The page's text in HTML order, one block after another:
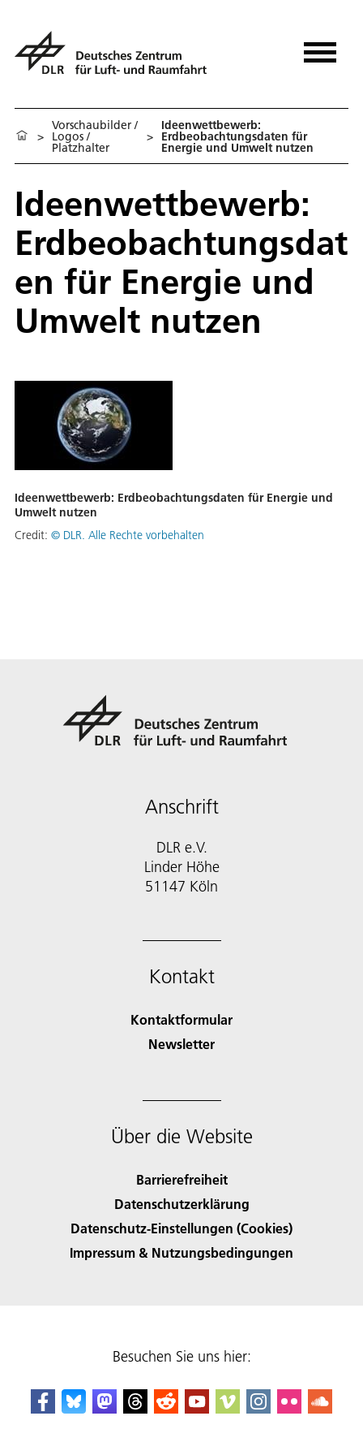
>
Vorschaubilder /
Logos /
Platzhalter
>
Ideenwettbewerb:
Erdbeobachtungsdaten für
Energie und Umwelt nutzen
Ideenwettbewerb:
Erdbeobachtungsdat
en für Energie und
Umwelt nutzen
Ideenwettbewerb: Erdbeobachtungsdaten für Energie und
Umwelt nutzen
Credit: © DLR. Alle Rechte vorbehalten
Anschrift
DLR e.V.
Linder Höhe
51147 Köln
Kontakt
Kontaktformular
Newsletter
Über die Website
Barrierefreiheit
Datenschutzerklärung
Datenschutz-Einstellungen (Cookies)
Impressum & Nutzungsbedingungen
Besuchen Sie uns hier: